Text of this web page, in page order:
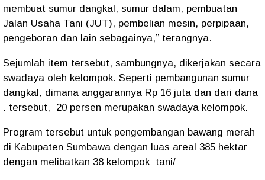
membuat sumur dangkal, sumur dalam, pembuatan
Jalan Usaha Tani (JUT), pembelian mesin, perpipaan,
pengeboran dan lain sebagainya,” terangnya.
Sejumlah item tersebut, sambungnya, dikerjakan secara
swadaya oleh kelompok. Seperti pembangunan sumur
dangkal, dimana anggarannya Rp 16 juta dan dari dana
. tersebut, 20 persen merupakan swadaya kelompok.
Program tersebut untuk pengembangan bawang merah
di Kabupaten Sumbawa dengan luas areal 385 hektar
dengan melibatkan 38 kelompok tani/